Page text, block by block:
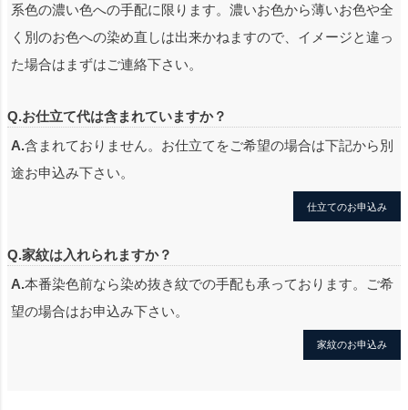
系色の濃い色への手配に限ります。濃いお色から薄いお色や全
く別のお色への染め直しは出来かねますので、イメージと違っ
た場合はまずはご連絡下さい。
Q.お仕立て代は含まれていますか？
A.含まれておりません。お仕立てをご希望の場合は下記から別
途お申込み下さい。
仕立てのお申込み
Q.家紋は入れられますか？
A.本番染色前なら染め抜き紋での手配も承っております。ご希
望の場合はお申込み下さい。
家紋のお申込み